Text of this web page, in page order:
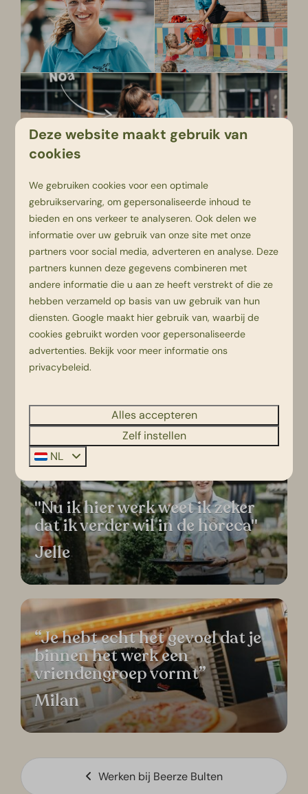
Team aan het woord:
“We doen het als team, helpen
elkaar onderling”
Anique
"Nu ik hier werk weet ik zeker
dat ik verder wil in de horeca"
Jelle
“Je hebt echt het gevoel dat je
binnen het werk een
vriendengroep vormt”
Milan
Werken bij Beerze Bulten
Deze website maakt gebruik van
cookies
We gebruiken cookies voor een optimale
gebruikservaring, om gepersonaliseerde inhoud te
bieden en ons verkeer te analyseren. Ook delen we
informatie over uw gebruik van onze site met onze
partners voor social media, adverteren en analyse. Deze
partners kunnen deze gegevens combineren met
andere informatie die u aan ze heeft verstrekt of die ze
hebben verzameld op basis van uw gebruik van hun
diensten.Google maakt hier gebruik van, waarbij de
cookies gebruikt worden voor gepersonaliseerde
advertenties. Bekijk voor meer informatie ons
privacybeleid.
Alles accepteren
Zelf instellen
NL